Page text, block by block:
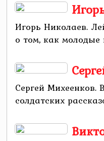
Игорь Николаев.
о том, как молодые
Сергей Михеенков.
солдатских